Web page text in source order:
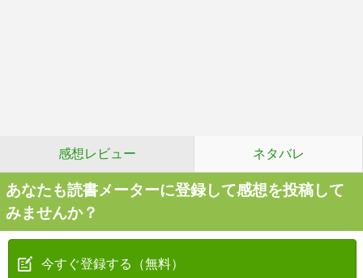
感想レビュー ネタバレ
あなたも読書メーターに登録して感想を投稿して
みませんか？
今すぐ登録する（無料）